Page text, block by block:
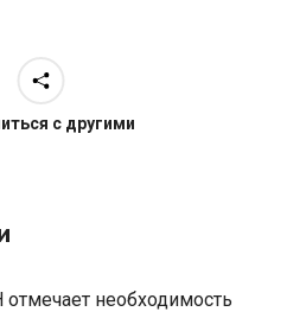
с другими
необходимость